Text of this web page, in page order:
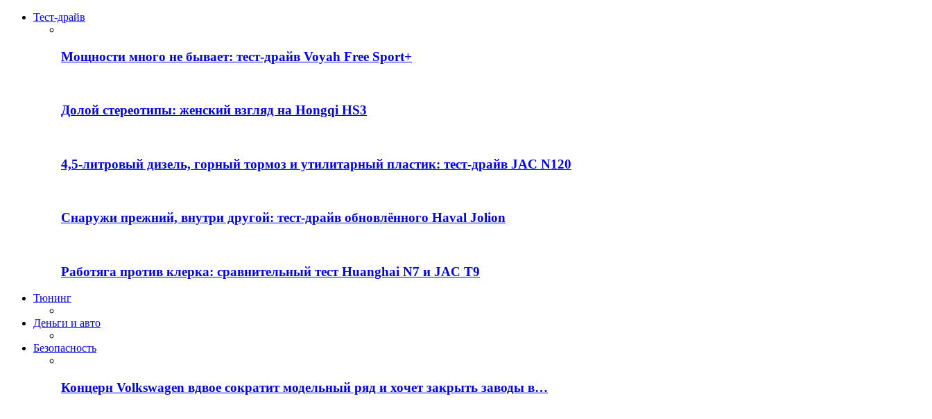
Тест-драйв
Мощности много не бывает: тест-драйв Voyah Free Sport+
Долой стереотипы: женский взгляд на Hongqi HS3
4,5-литровый дизель, горный тормоз и утилитарный пластик: тест-драйв JAC N120
Снаружи прежний, внутри другой: тест-драйв обновлённого Haval Jolion
Работяга против клерка: сравнительный тест Huanghai N7 и JAC T9
Тюнинг
Деньги и авто
Безопасность
Концерн Volkswagen вдвое сократит модельный ряд и хочет закрыть заводы в…